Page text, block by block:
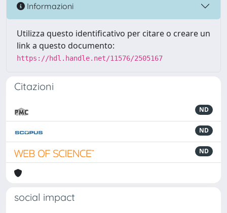
Informazioni
Utilizza questo identificativo per citare o creare un
link a questo documento:
https://hdl.handle.net/11576/2505167
Citazioni
ND
ND
ND
social impact